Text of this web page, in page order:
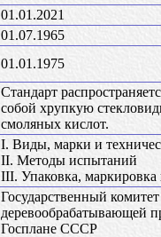
01.01.2021
01.07.1965
01.01.1975
Стандарт
собой хрупкую
смоляных кислот.
I. Виды, марки и
II. Методы испытаний
III. Упаковка, маркировка
Государственный
деревообрабатывающей
Госплане СССР